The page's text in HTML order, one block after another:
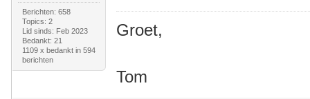
Berichten: 658
Topics: 2
Lid sinds: Feb 2023
Bedankt: 21
1109 x bedankt in 594
berichten
Groet,
Tom